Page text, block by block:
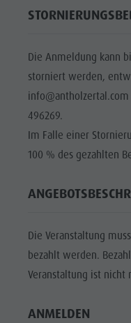
Die Anmeldung kann
storniert werden,
496269.
Im Falle einer
100 % des gezahlten
Die Veranstaltung
bezahlt werden.
Veranstaltung ist nicht
ANMELDEN